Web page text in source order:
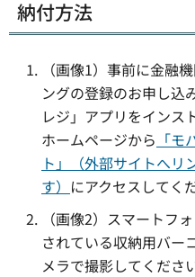
納付方法
（画像1）事前に金融
ングの登録のお申し込
レジ」アプリをインス
ホームページから 「
ト」（外部サイトへリ
す） にアクセスしてく
（画像2）スマートフ
されている収納用バー
メラで撮影してくださ